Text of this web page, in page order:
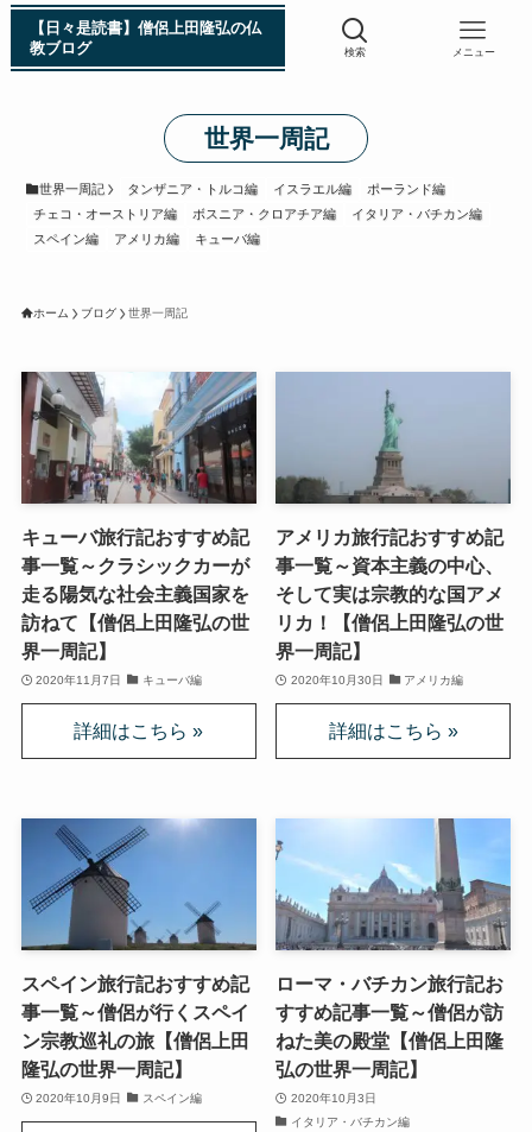
浄土真宗入門 親鸞伝
シン日本仏教史
インド・スリランカ仏跡紀行
第一次インド遠征～ガンジス川の聖地を訪ねて
第二次インド遠征～インド中南部の遺跡を訪ねて
仏教聖地スリランカ紀行
第三次インド遠征～ブッダゆかりの地を巡る旅
仏教コラム＋α
仏教コラム・法話
お知らせ
僧侶の日記
仏教書データベース
インド思想と文化、歴史
【日々是読書】僧侶上田隆弘の仏
教ブログ
検索 メニュー
世界一周記
世界一周記 タンザニア・トルコ編 イスラエル編
ポーランド編
チェコ・オーストリア編
ボスニア・クロアチア編
イタリア・バチカン編
スペイン編
アメリカ編 キューバ編
ホーム ブログ 世界一周記
キューバ旅行記おすすめ記
事一覧～クラシックカーが
走る陽気な社会主義国家を
訪ねて【僧侶上田隆弘の世
界一周記】
2020年11月7日 キューバ編
アメリカ旅行記おすすめ記
事一覧～資本主義の中心、
そして実は宗教的な国アメ
リカ！【僧侶上田隆弘の世
界一周記】
2020年10月30日 アメリカ編
スペイン旅行記おすすめ記
事一覧～僧侶が行くスペイ
ン宗教巡礼の旅【僧侶上田
隆弘の世界一周記】
2020年10月9日 スペイン編
ローマ・バチカン旅行記お
すすめ記事一覧～僧侶が訪
ねた美の殿堂【僧侶上田隆
弘の世界一周記】
2020年10月3日
イタリア・バチカン編